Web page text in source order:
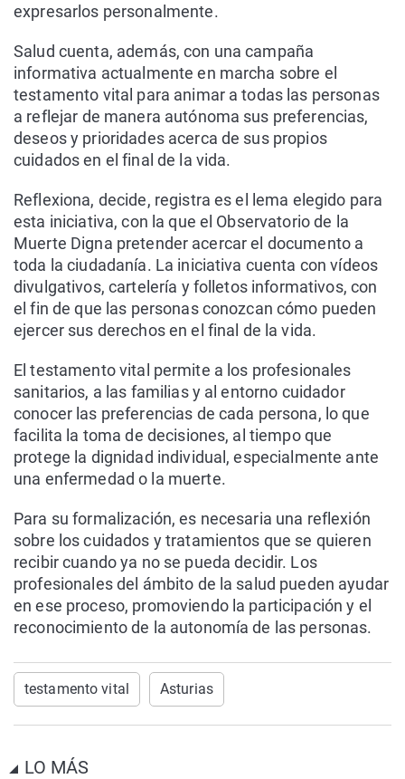
expresarlos personalmente.
Salud cuenta, además, con una campaña
informativa actualmente en marcha sobre el
testamento vital para animar a todas las personas
a reflejar de manera autónoma sus preferencias,
deseos y prioridades acerca de sus propios
cuidados en el final de la vida.
Reflexiona, decide, registra es el lema elegido para
esta iniciativa, con la que el Observatorio de la
Muerte Digna pretender acercar el documento a
toda la ciudadanía. La iniciativa cuenta con vídeos
divulgativos, cartelería y folletos informativos, con
el fin de que las personas conozcan cómo pueden
ejercer sus derechos en el final de la vida.
El testamento vital permite a los profesionales
sanitarios, a las familias y al entorno cuidador
conocer las preferencias de cada persona, lo que
facilita la toma de decisiones, al tiempo que
protege la dignidad individual, especialmente ante
una enfermedad o la muerte.
Para su formalización, es necesaria una reflexión
sobre los cuidados y tratamientos que se quieren
recibir cuando ya no se pueda decidir. Los
profesionales del ámbito de la salud pueden ayudar
en ese proceso, promoviendo la participación y el
reconocimiento de la autonomía de las personas.
testamento vital Asturias
LO MÁS